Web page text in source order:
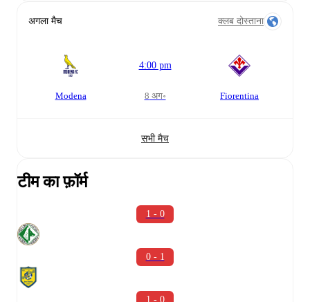
अगला मैच क्लब दोस्ताना
Modena
4:00 pm
8 अग॰ Fiorentina
सभी मैच
टीम का फ़ॉर्म
1 - 0
0 - 1
1 - 0